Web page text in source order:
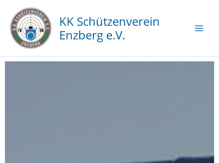
Inhalt
springen
KK Schützenverein
Enzberg e.V.